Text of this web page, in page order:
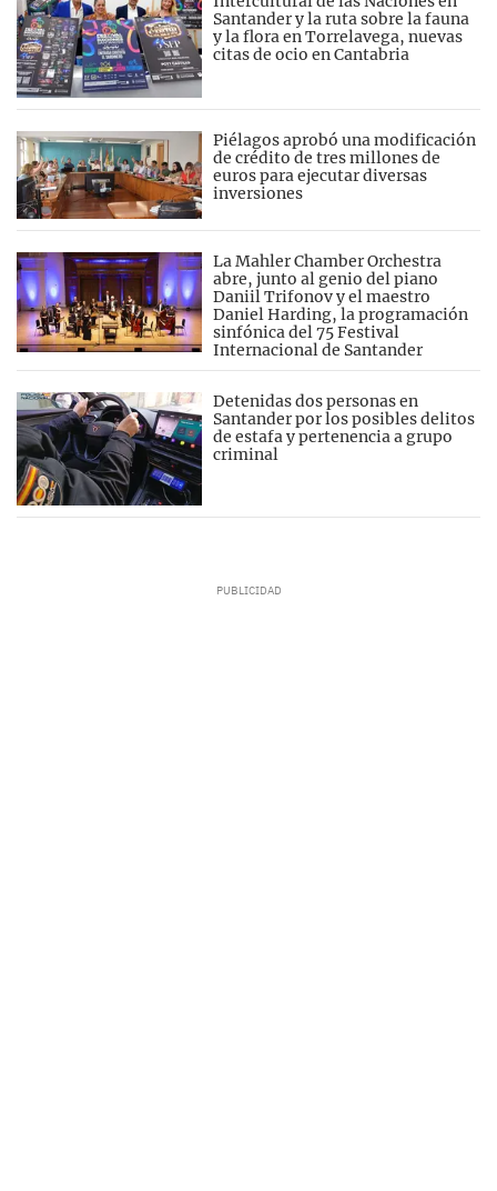
Santander y la ruta sobre la fauna
y la flora en Torrelavega, nuevas
citas de ocio en Cantabria
Piélagos aprobó una modificación
de crédito de tres millones de
euros para ejecutar diversas
inversiones
La Mahler Chamber Orchestra
abre, junto al genio del piano
Daniil Trifonov y el maestro
Daniel Harding, la programación
sinfónica del 75 Festival
Internacional de Santander
Detenidas dos personas en
Santander por los posibles delitos
de estafa y pertenencia a grupo
criminal